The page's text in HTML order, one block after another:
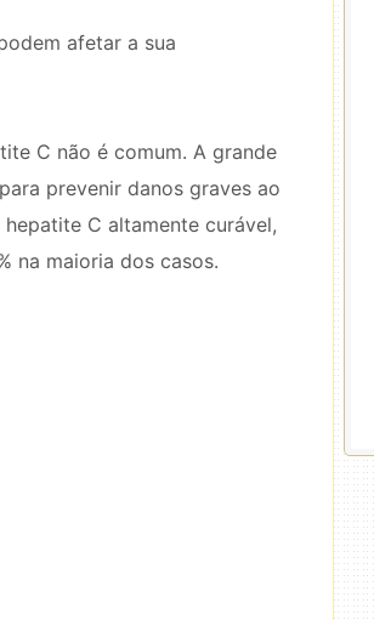
afetar a sua
C não é comum. A grande
prevenir danos graves ao
C altamente curável,
na maioria dos casos.